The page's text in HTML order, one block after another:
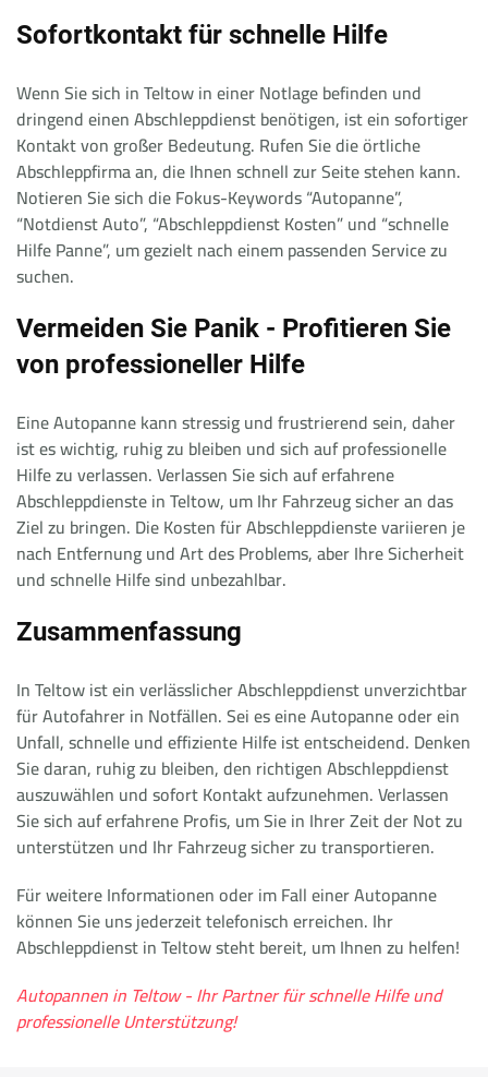
Sofortkontakt für schnelle Hilfe
Wenn Sie sich in Teltow in einer Notlage befinden und
dringend einen Abschleppdienst benötigen, ist ein sofortiger
Kontakt von großer Bedeutung. Rufen Sie die örtliche
Abschleppfirma an, die Ihnen schnell zur Seite stehen kann.
Notieren Sie sich die Fokus-Keywords “Autopanne”,
“Notdienst Auto”, “Abschleppdienst Kosten” und “schnelle
Hilfe Panne”, um gezielt nach einem passenden Service zu
suchen.
Vermeiden Sie Panik - Profitieren Sie
von professioneller Hilfe
Eine Autopanne kann stressig und frustrierend sein, daher
ist es wichtig, ruhig zu bleiben und sich auf professionelle
Hilfe zu verlassen. Verlassen Sie sich auf erfahrene
Abschleppdienste in Teltow, um Ihr Fahrzeug sicher an das
Ziel zu bringen. Die Kosten für Abschleppdienste variieren je
nach Entfernung und Art des Problems, aber Ihre Sicherheit
und schnelle Hilfe sind unbezahlbar.
Zusammenfassung
In Teltow ist ein verlässlicher Abschleppdienst unverzichtbar
für Autofahrer in Notfällen. Sei es eine Autopanne oder ein
Unfall, schnelle und effiziente Hilfe ist entscheidend. Denken
Sie daran, ruhig zu bleiben, den richtigen Abschleppdienst
auszuwählen und sofort Kontakt aufzunehmen. Verlassen
Sie sich auf erfahrene Profis, um Sie in Ihrer Zeit der Not zu
unterstützen und Ihr Fahrzeug sicher zu transportieren.
Für weitere Informationen oder im Fall einer Autopanne
können Sie uns jederzeit telefonisch erreichen. Ihr
Abschleppdienst in Teltow steht bereit, um Ihnen zu helfen!
Autopannen in Teltow - Ihr Partner für schnelle Hilfe und
professionelle Unterstützung!